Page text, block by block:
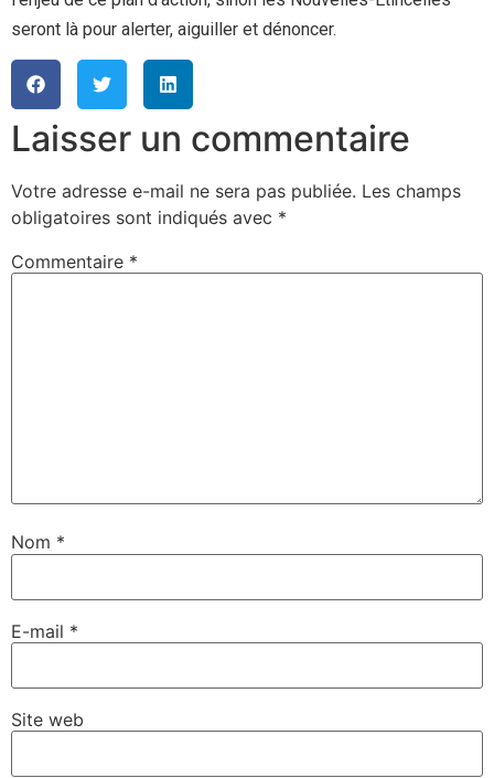
seront là pour alerter, aiguiller et dénoncer.
Laisser un commentaire
Votre adresse e-mail ne sera pas publiée. Les champs
obligatoires sont indiqués avec *
Commentaire *
Nom *
E-mail *
Site web